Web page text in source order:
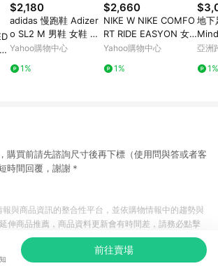
$2,180
adidas 慢跑鞋 Adizer
o SL2 M 男鞋 女鞋 藍
白 緩衝 回彈 輕量 運動
Yahoo購物中心
1%
$2,660
NIKE W NIKE COMFO
RT RIDE EASYON 女
鞋 慢跑鞋 運動鞋 緩震
Yahoo購物中心
1%
地
亞洲
1%
購買前請先諮詢尺寸後再下標（使用問與答或者客
時間回覆，謝謝＊
前往賣場
與商品資訊的整合性平台，並依購物情報中的趨勢與
伸商品推薦，商品資料更新會有時間差，請務必點擊
確認現售價與購物條件，一切資訊以合作廠商網頁為